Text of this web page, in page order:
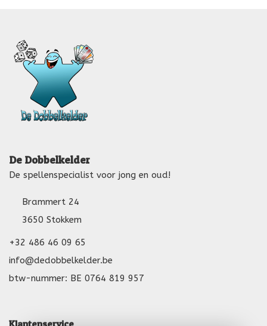
De Dobbelkelder
De spellenspecialist voor jong en oud!
Brammert 24
3650 Stokkem
+32 486 46 09 65
info@dedobbelkelder.be
btw-nummer: BE 0764 819 957
Klantenservice